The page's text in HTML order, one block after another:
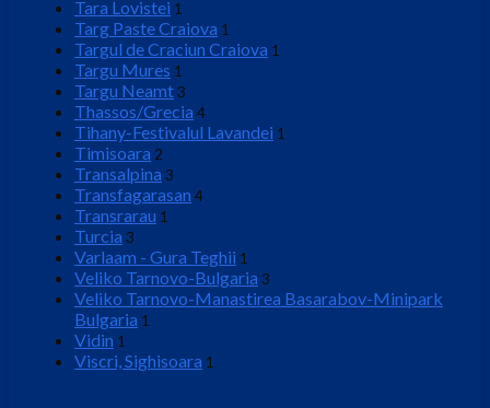
Tara Lovistei 1
Targ Paste Craiova 1
Targul de Craciun Craiova 1
Targu Mures 1
Targu Neamt3
Thassos/Grecia 4
Tihany-Festivalul Lavandei 1
Timisoara 2
Transalpina 3
Transfagarasan 4
Transrarau 1
Turcia 3
Varlaam - Gura Teghii 1
Veliko Tarnovo-Bulgaria 3
Veliko Tarnovo-Manastirea Basarabov-Minipark
Bulgaria 1
Vidin 1
Viscri, Sighisoara 1